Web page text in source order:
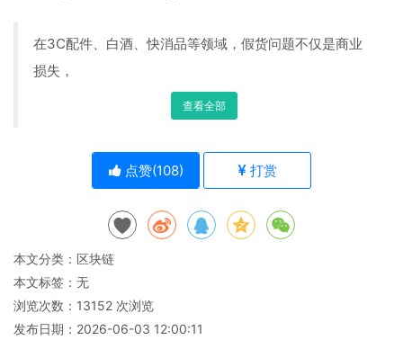
在3C配件、白酒、快消品等领域，假货问题不仅是商业
损失，
查看全部
点赞(108) 打赏
本文分类： 区块链
本文标签：无
浏览次数： 13152 次浏览
发布日期：2026-06-03 12:00:11